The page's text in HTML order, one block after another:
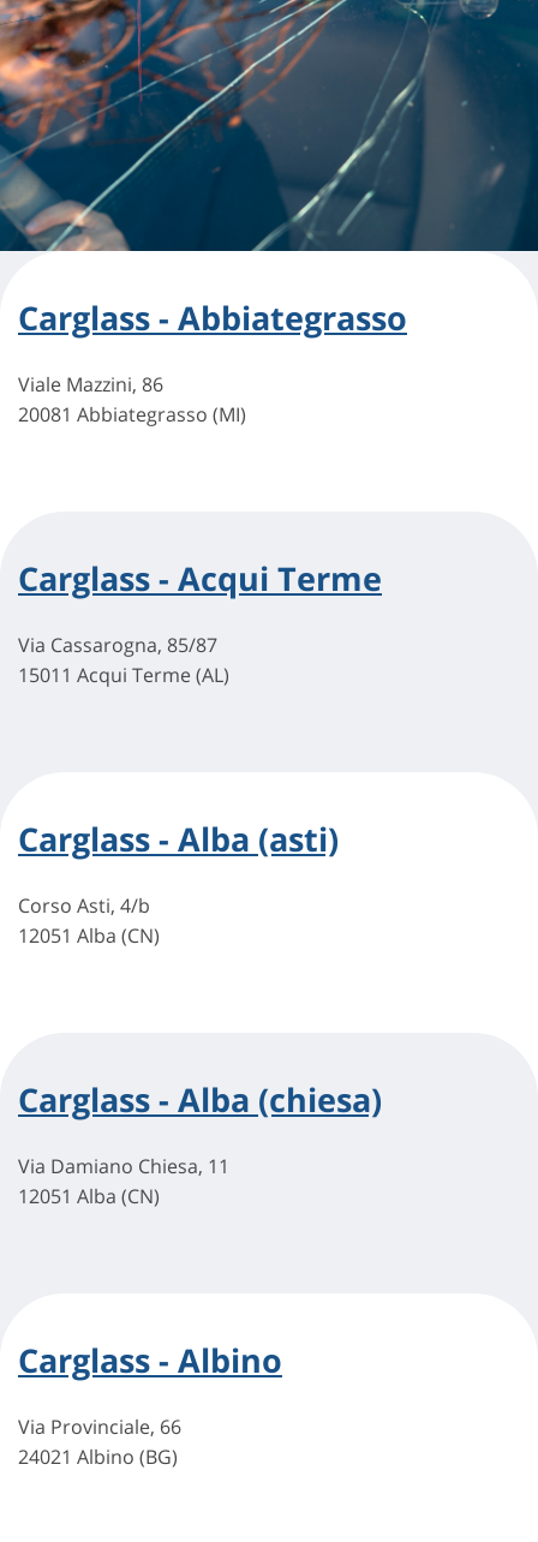
Carglass - Abbiategrasso
Viale Mazzini, 86
20081 Abbiategrasso (MI)
Carglass - Acqui Terme
Via Cassarogna, 85/87
15011 Acqui Terme (AL)
Carglass - Alba (asti)
Corso Asti, 4/b
12051 Alba (CN)
Carglass - Alba (chiesa)
Via Damiano Chiesa, 11
12051 Alba (CN)
Carglass - Albino
Via Provinciale, 66
24021 Albino (BG)